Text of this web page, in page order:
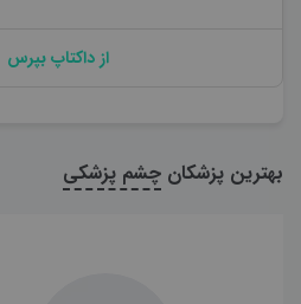
از داکتاپ بپرس
بهترین پزشکان چشم پزشکی